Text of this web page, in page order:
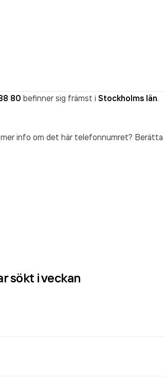
80 befinner sig främst i Stockholms län.
info om det här telefonnumret? Berätta
sökt i veckan